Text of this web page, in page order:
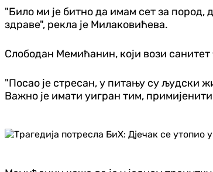
"Било ми је битно да имам сет за
здраве", рекла је Милаковићева.
Слободан Мемићанин, који вози санитет
"Посао је стресан, у питању су људски
Важно је имати уигран тим,